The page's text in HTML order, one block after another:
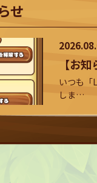
せ
【お
いつも「
しま…